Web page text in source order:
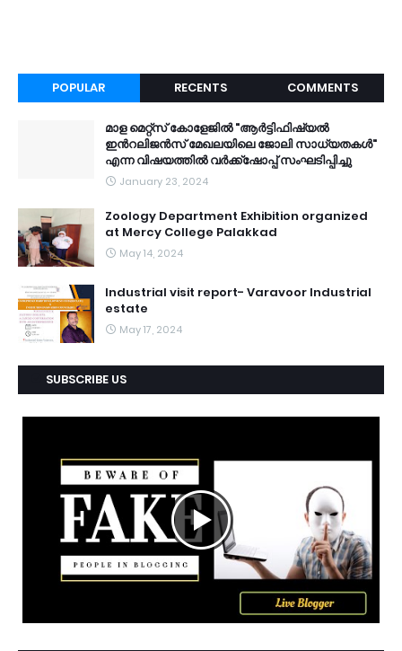
POPULAR RECENTS COMMENTS
മാള മെറ്റ്സ് കോളേജിൽ "ആർട്ടിഫിഷ്യൽ
ഇൻറലിജൻസ് മേഖലയിലെ ജോലി സാധ്യതകൾ"
എന്ന വിഷയത്തിൽ വർക്ക്ഷോപ്പ് സംഘടിപ്പിച്ചു
January 23, 2024
Zoology Department Exhibition organized
at Mercy College Palakkad
May 14, 2024
Industrial visit report- Varavoor Industrial
estate
May 17, 2024
SUBSCRIBE US